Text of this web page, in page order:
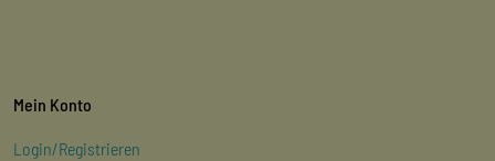
Mein Konto
Login/Registrieren